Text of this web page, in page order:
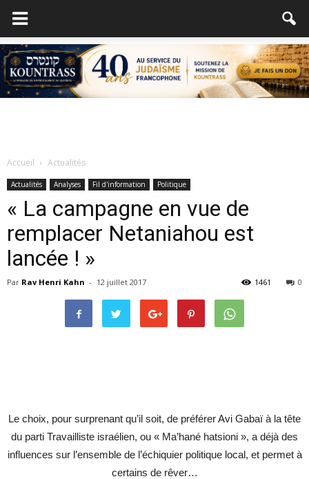
Accueil Actualités
Actualités Analyses Fil d'information Politique
« La campagne en vue de
remplacer Netaniahou est
lancée ! »
Par Rav Henri Kahn - 12 juillet 2017 0
1461
Le choix, pour surprenant qu’il soit, de préférer Avi Gabaï à la tête
du parti Travailliste israélien, ou « Ma’hané hatsioni », a déjà des
influences sur l’ensemble de l’échiquier politique local, et permet à
certains de rêver…